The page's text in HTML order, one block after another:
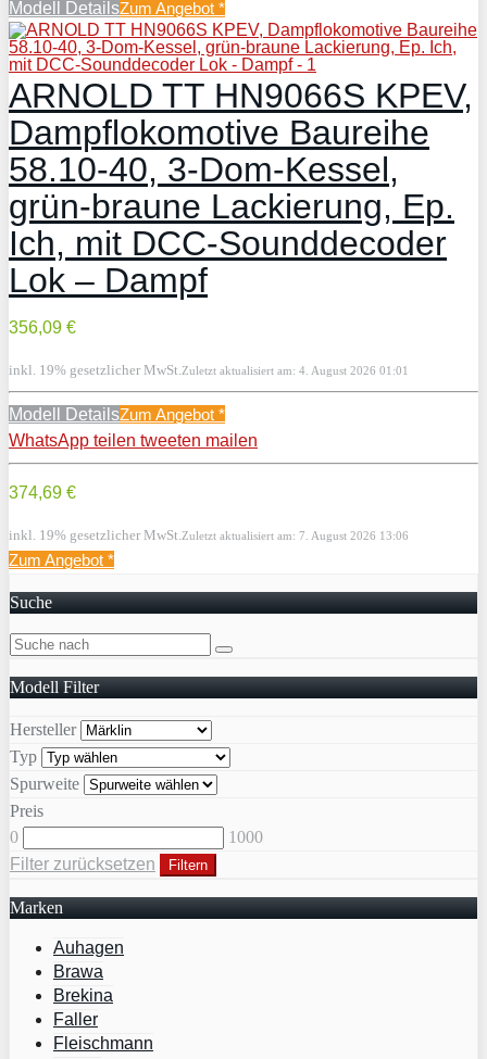
Modell DetailsZum Angebot *
ARNOLD TT HN9066S KPEV,
Dampflokomotive Baureihe
58.10-40, 3-Dom-Kessel,
grün-braune Lackierung, Ep.
Ich, mit DCC-Sounddecoder
Lok – Dampf
356,09 €
inkl. 19% gesetzlicher MwSt. Zuletzt aktualisiert am: 4. August 2026 01:01
Modell DetailsZum Angebot *
WhatsApp teilen tweeten mailen
374,69 €
inkl. 19% gesetzlicher MwSt. Zuletzt aktualisiert am: 7. August 2026 13:06
Zum Angebot *
Suche
Modell Filter
Hersteller
Typ
Spurweite
Preis
0
1000
Filter zurücksetzen
Filtern
Marken
Auhagen
Brawa
Brekina
Faller
Fleischmann